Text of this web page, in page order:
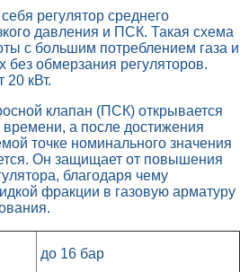
регулятор среднего
давления и ПСК. Такая схема
с большим потреблением газа и
без обмерзания регуляторов.
20 кВт.
клапан (ПСК) открывается
времени, а после достижения
точке номинального значения
Он защищает от повышения
благодаря чему
фракции в газовую арматуру
до 16 бар